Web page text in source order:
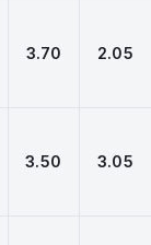
3.70 2.05
3.50 3.05